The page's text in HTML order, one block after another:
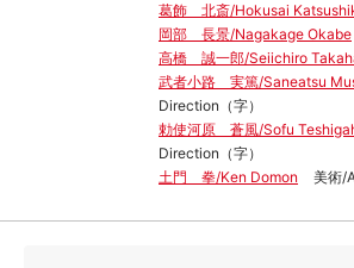
葛飾 北斎/Hokusai
岡部 長景/Nagakage Okabe
高橋 誠一郎/Seiichiro
武者小路 実篤/Saneatsu
Direction（字）
勅使河原 蒼風/Sofu
Direction（字）
土門 拳/Ken Domon
美術/